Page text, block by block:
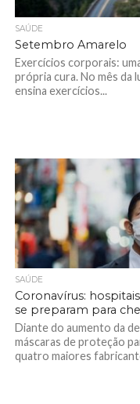
SAÚDE
Setembro Amarelo
Exercícios corporais:
própria cura. No mês da
ensina exercícios...
SAÚDE
Coronavírus:
se preparam para
Diante do aumento da
máscaras de proteção
quatro maiores